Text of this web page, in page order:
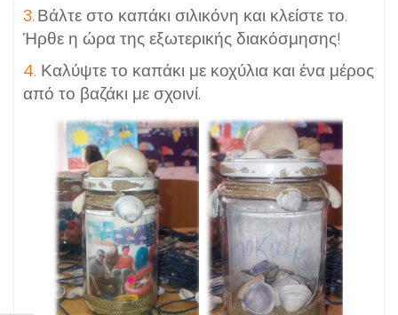
3.Βάλτε στο καπάκι σιλικόνη και κλείστε το.
Ήρθε η ώρα της εξωτερικής διακόσμησης!
4. Καλύψτε το καπάκι με κοχύλια και ένα μέρος
από το βαζάκι με σχοινί.